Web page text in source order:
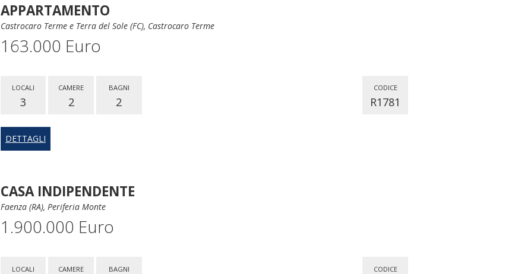
APPARTAMENTO
Castrocaro Terme e Terra del Sole (FC), Castrocaro Terme
163.000 Euro
CODICE
R1781
LOCALI
3
CAMERE
2
BAGNI
2
DETTAGLI
CASA INDIPENDENTE
Faenza (RA), Periferia Monte
1.900.000 Euro
CODICE
LOCALI CAMERE BAGNI